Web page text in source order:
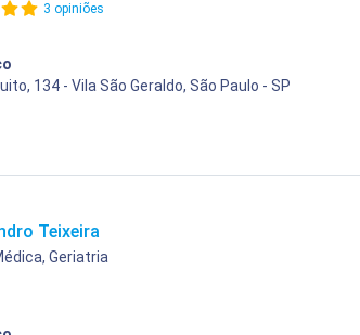
3 opiniões
134 - Vila São Geraldo, São Paulo - SP
Teixeira
Geriatria